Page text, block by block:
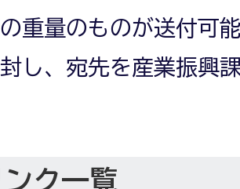
重量のものが送付可
し、宛先を産業振興
ンク一覧